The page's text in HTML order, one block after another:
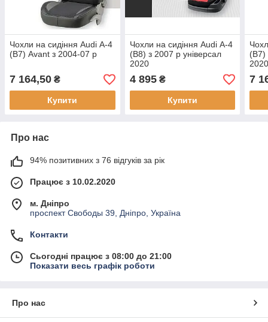
Чохли на сидіння Audi А-4
(B7) Avant з 2004-07 р
7 164,50 ₴
Купити
Чохли на сидіння Audi А-4
(B8) з 2007 р універсал
2020
4 895₴
Купити
(B7)
7
Про нас
94% позитивних з 76 відгуків за рік
Працює з 10.02.2020
м. Дніпро
проспект Свободы 39, Дніпро, Україна
Контакти
Сьогодні працює з 08:00 до 21:00
Показати весь графік роботи
Про нас